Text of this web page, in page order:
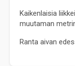
Kaikenlaisia
muutaman
Ranta aivan